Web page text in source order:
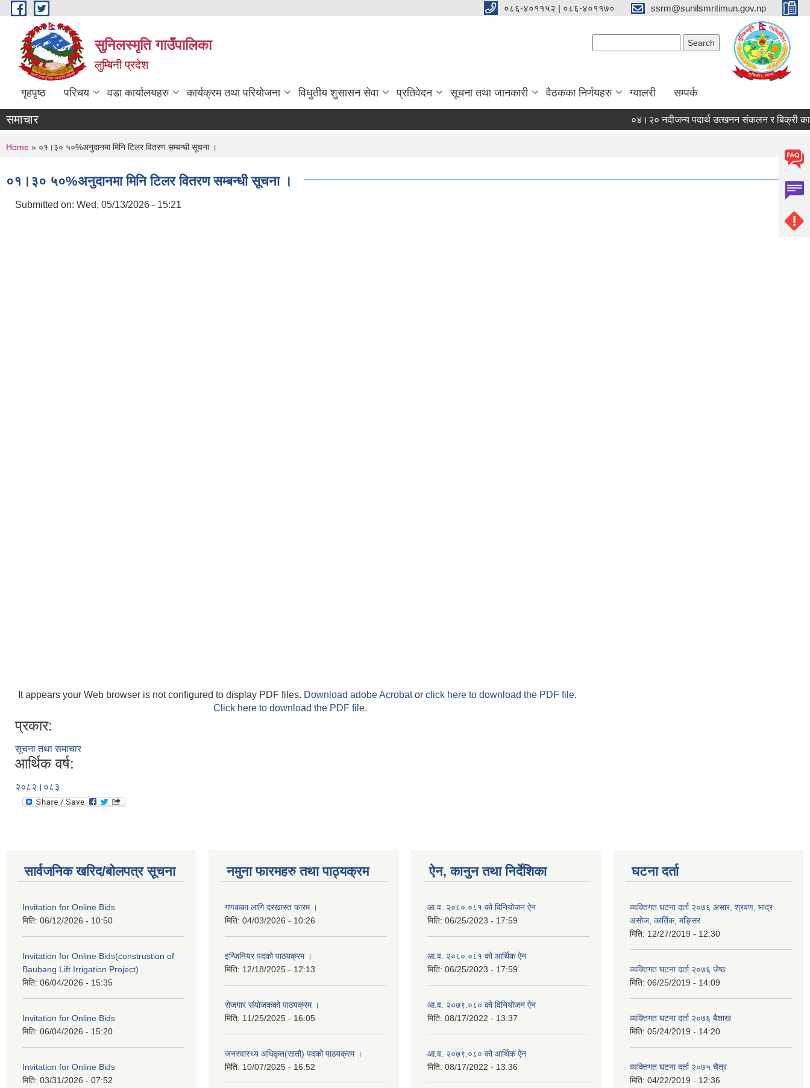
Skip to main content ०८६-४०११५२ | ०८६-४०११७० ssrm@sunilsmritimun.gov.np
सुनिलस्मृति गाउँपालिका
लुम्बिनी प्रदेश
गृहपृष्ठ परिचय वडा कार्यालयहरु कार्यक्रम तथा परियोजना विधुतीय शुसासन सेवा प्रतिवेदन सूचना तथा जानकारी वैठकका निर्णयहरु ग्यालरी सम्पर्क
समाचार ०४।२० नदीजन्य पदार्थ उत्खनन संकलन र बिक्री कार्यको
You are here
Home » ०१।३० ५०%अनुदानमा मिनि टिलर वितरण सम्बन्धी सूचना ।
०१।३० ५०%अनुदानमा मिनि टिलर वितरण सम्बन्धी सूचना ।
Submitted on: Wed, 05/13/2026 - 15:21
It appears your Web browser is not configured to display PDF files. Download adobe Acrobator click here to download the PDF file.
Click here to download the PDF file.
प्रकार:
सूचना तथा समाचार
आर्थिक वर्ष:
२०८२।०८३
सार्वजनिक खरिद/बोलपत्र सूचना
Invitation for Online Bids
मिति: 06/12/2026 - 10:50
Invitation for Online Bids(construstion of
Baubang Lift Irrigation Project)
मिति: 06/04/2026 - 15:35
Invitation for Online Bids
मिति: 06/04/2026 - 15:20
Invitation for Online Bids
मिति: 03/31/2026 - 07:52
नमुना फारमहरु तथा पाठ्यक्रम
गणकका लागि दरखास्त फारम ।
मिति: 04/03/2026 - 10:26
इन्जिनियर पदको पाठयक्रम ।
मिति: 12/18/2025 - 12:13
रोजगार संयोजकको पाठयक्रम ।
मिति: 11/25/2025 - 16:05
जनस्वास्थ्य अधिकृत(सातौ) पदको पाठयक्रम ।
मिति: 10/07/2025 - 16:52
ऐन, कानुन तथा निर्देशिका
आ.व. २०८०.०८१ को विनियोजन ऐन
मिति: 06/25/2023 - 17:59
आ.व. २०८०.०८१ को आर्थिक ऐन
मिति: 06/25/2023 - 17:59
आ.व. २०७९.०८० को विनियोजन ऐन
मिति: 08/17/2022 - 13:37
आ.व. २०७९.०८० को आर्थिक ऐन
मिति: 08/17/2022 - 13:36
घटना दर्ता
व्यक्तिगत घटना दर्ता २०७६ असार, श्रवण, भाद्र
असोज, कार्तिक, मङ्सिर
मिति: 12/27/2019 - 12:30
व्यक्तिगत घटना दर्ता २०७६ जेष्ठ
मिति: 06/25/2019 - 14:09
व्यक्तिगत घटना दर्ता २०७६ बैशाख
मिति: 05/24/2019 - 14:20
व्यक्तिगत घटना दर्ता २०७५ चैत्र
मिति: 04/22/2019 - 12:36